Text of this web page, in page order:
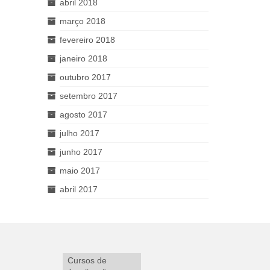
abril 2018
março 2018
fevereiro 2018
janeiro 2018
outubro 2017
setembro 2017
agosto 2017
julho 2017
junho 2017
maio 2017
abril 2017
Cursos de